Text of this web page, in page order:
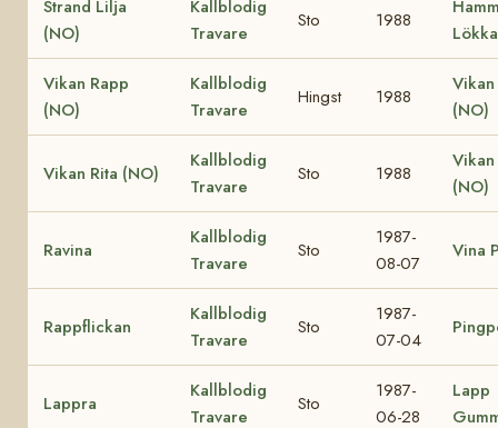
Strand Lilja
(NO)
Kallblodig
Travare
Sto 1988
Vikan Rapp
(NO)
Kallblodig
Travare
Hingst 1988
(NO)
Vikan Rita (NO)
Kallblodig
Travare
Sto 1988
(NO)
Ravina
Kallblodig
Travare
Sto
1987-
08-07
Vina
Rappflickan
Kallblodig
Travare
Sto
1987-
07-04
Lappra
Kallblodig
Travare
Sto
1987-
06-28
Lapp